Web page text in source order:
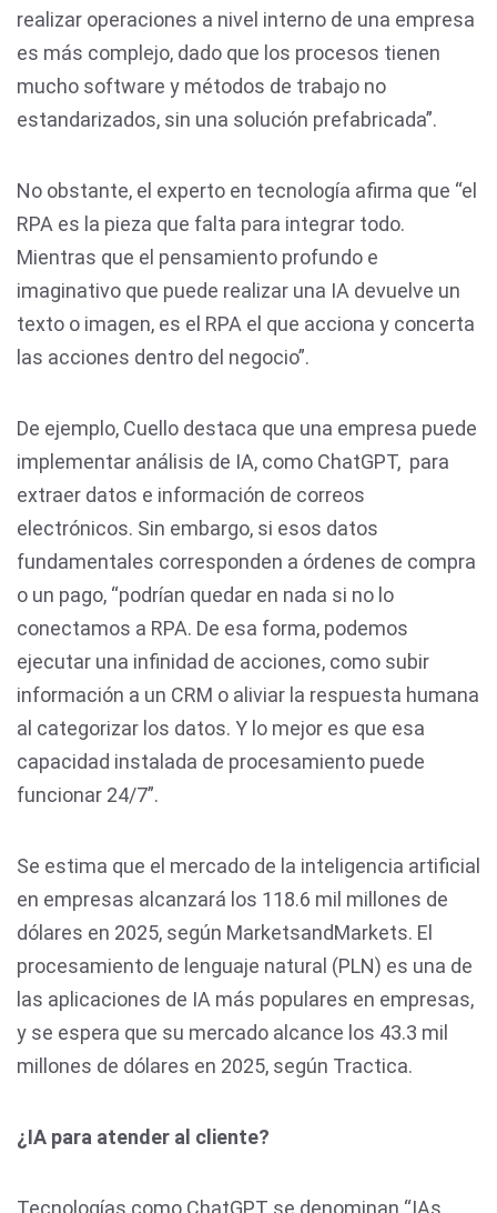
realizar operaciones a nivel interno de una empresa
es más complejo, dado que los procesos tienen
mucho software y métodos de trabajo no
estandarizados, sin una solución prefabricada”.
No obstante, el experto en tecnología afirma que “el
RPA es la pieza que falta para integrar todo.
Mientras que el pensamiento profundo e
imaginativo que puede realizar una IA devuelve un
texto o imagen, es el RPA el que acciona y concerta
las acciones dentro del negocio”.
De ejemplo, Cuello destaca que una empresa puede
implementar análisis de IA, como ChatGPT, para
extraer datos e información de correos
electrónicos. Sin embargo, si esos datos
fundamentales corresponden a órdenes de compra
o un pago, “podrían quedar en nada si no lo
conectamos a RPA. De esa forma, podemos
ejecutar una infinidad de acciones, como subir
información a un CRM o aliviar la respuesta humana
al categorizar los datos. Y lo mejor es que esa
capacidad instalada de procesamiento puede
funcionar 24/7”.
Se estima que el mercado de la inteligencia artificial
en empresas alcanzará los 118.6 mil millones de
dólares en 2025, según MarketsandMarkets. El
procesamiento de lenguaje natural (PLN) es una de
las aplicaciones de IA más populares en empresas,
y se espera que su mercado alcance los 43.3 mil
millones de dólares en 2025, según Tractica.
¿IA para atender al cliente?
Tecnologías como ChatGPT se denominan “IAs